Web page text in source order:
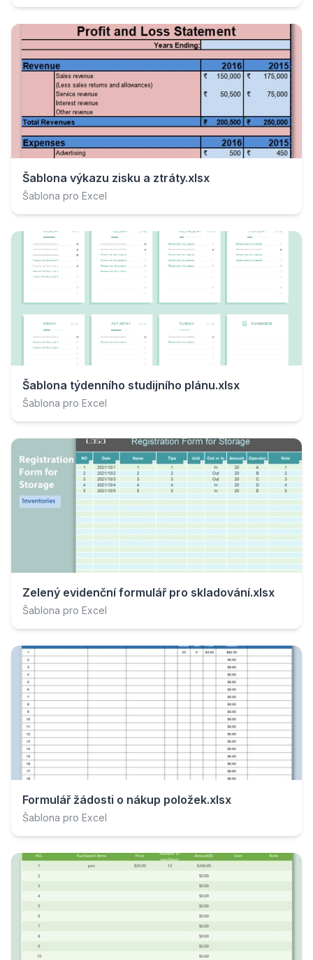
Šablona výkazu zisku a ztráty.xlsx
Šablona pro Excel
Šablona týdenního studijního plánu.xlsx
Šablona pro Excel
Zelený evidenční formulář pro skladování.xlsx
Šablona pro Excel
Formulář žádosti o nákup položek.xlsx
Šablona pro Excel